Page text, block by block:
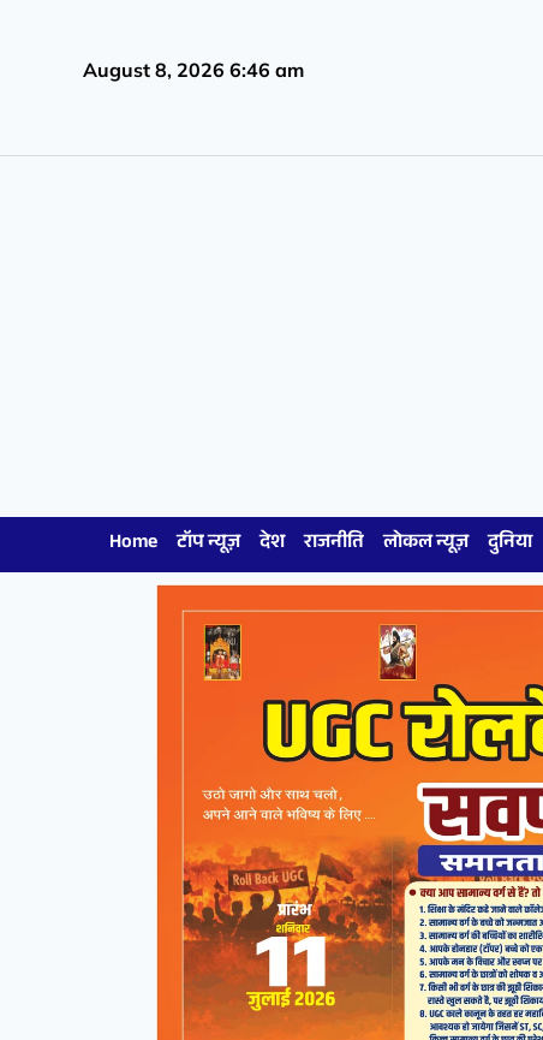
August 8, 2026 6:46 am
Home टॉप न्यूज़ देश राजनीति लोकल न्यूज़ दुनिया